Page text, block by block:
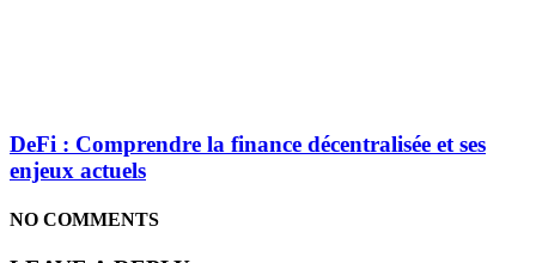
DeFi : Comprendre la finance décentralisée et ses
enjeux actuels
NO COMMENTS